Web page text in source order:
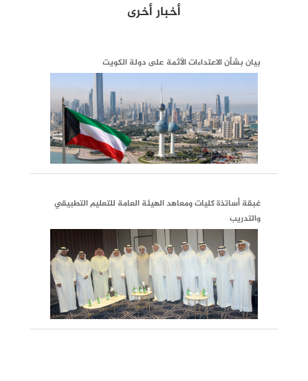
أخبار أخرى
بيان بشأن الاعتداءات الآثمة على دولة الكويت
غبقة أساتذة كليات ومعاهد الهيئة العامة للتعليم التطبيقي
والتدريب